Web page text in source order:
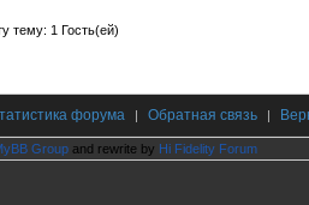
тему: 1 Гость(ей)
форума | Обратная связь |
Group and rewrite by Hi Fidelity Forum